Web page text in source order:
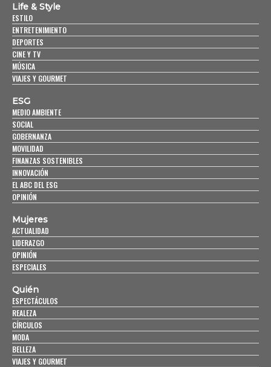
Life & Style
ESTILO
ENTRETENIMIENTO
DEPORTES
CINE Y TV
MÚSICA
VIAJES Y GOURMET
ESG
MEDIO AMBIENTE
SOCIAL
GOBERNANZA
MOVILIDAD
FINANZAS SOSTENIBLES
INNOVACIÓN
EL ABC DEL ESG
OPINIÓN
Mujeres
ACTUALIDAD
LIDERAZGO
OPINIÓN
ESPECIALES
Quién
ESPECTÁCULOS
REALEZA
CÍRCULOS
MODA
BELLEZA
VIAJES Y GOURMET